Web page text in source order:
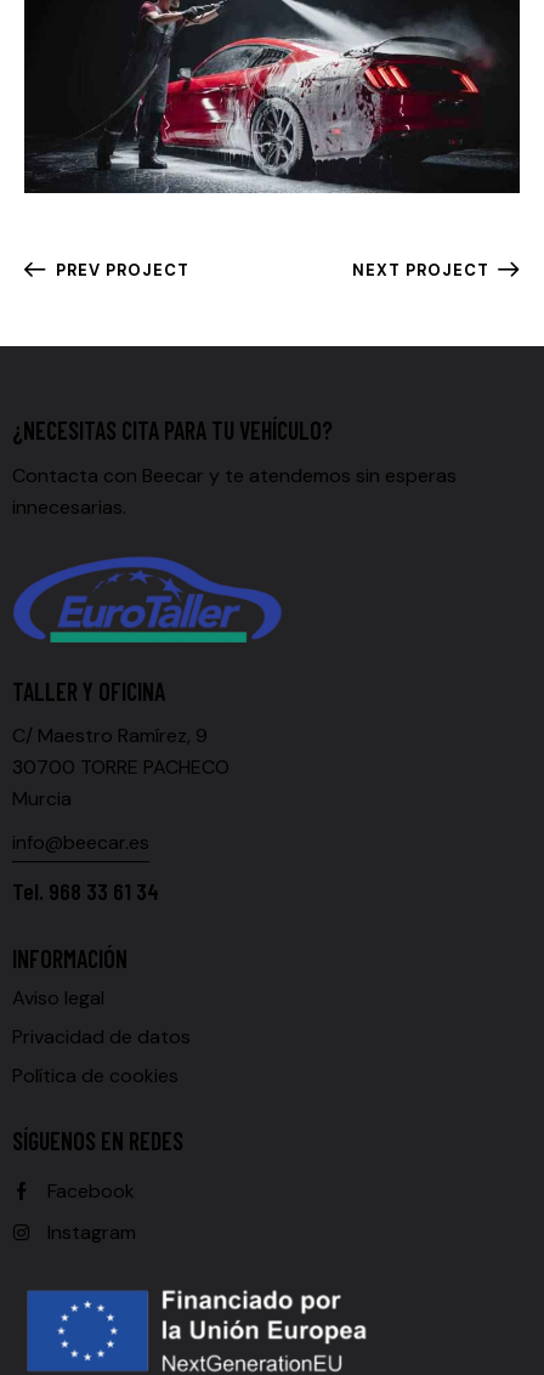
PREV PROJECT NEXT PROJECT
¿NECESITAS CITA PARA TU VEHÍCULO?
Contacta con Beecar y te atendemos sin esperas
innecesarias.
TALLER Y OFICINA
C/ Maestro Ramírez, 9
30700 TORRE PACHECO
Murcia
info@beecar.es
Tel. 968 33 61 34
INFORMACIÓN
Aviso legal
Privacidad de datos
Política de cookies
SÍGUENOS EN REDES
Facebook
Instagram